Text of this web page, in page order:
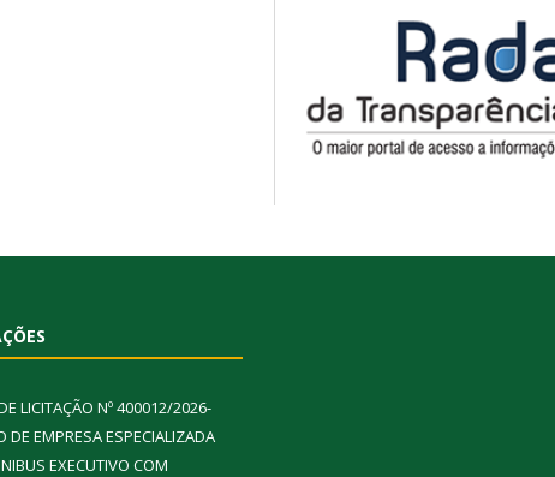
LICITAÇÃO Nº 400012/2026-
DE EMPRESA ESPECIALIZADA
EXECUTIVO COM